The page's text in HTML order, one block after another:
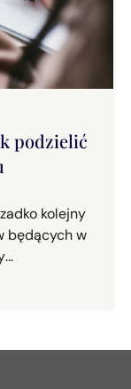
podzielić
kolejny
będących w
w mojej